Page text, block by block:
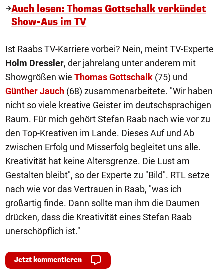
Auch lesen: Thomas Gottschalk verkündet
Show-Aus im TV
Ist Raabs TV-Karriere vorbei? Nein, meint TV-Experte
Holm Dressler, der jahrelang unter anderem mit
Showgrößen wie Thomas Gottschalk (75) und
Günther Jauch (68) zusammenarbeitete. "Wir haben
nicht so viele kreative Geister im deutschsprachigen
Raum. Für mich gehört Stefan Raab nach wie vor zu
den Top-Kreativen im Lande. Dieses Auf und Ab
zwischen Erfolg und Misserfolg begleitet uns alle.
Kreativität hat keine Altersgrenze. Die Lust am
Gestalten bleibt", so der Experte zu "Bild". RTL setze
nach wie vor das Vertrauen in Raab, "was ich
großartig finde. Dann sollte man ihm die Daumen
drücken, dass die Kreativität eines Stefan Raab
unerschöpflich ist."
Jetzt kommentieren